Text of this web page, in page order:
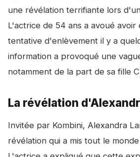
une révélation terrifiante lors
L'actrice de 54 ans a avoué
tentative d'enlèvement il y a
information a provoqué une
notamment de la part de sa fille
La révélation
Invitée par Kombini, Alexandra
révélation qui a mis tout le